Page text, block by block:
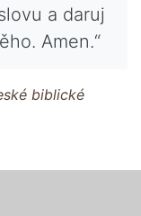
a daruj
Amen.“
biblické